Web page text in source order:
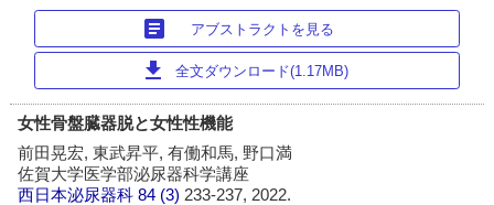
article アブストラクトを見る
download 全文ダウンロード(1.17MB)
女性骨盤臓器脱と女性性機能
前田晃宏, 東武昇平, 有働和馬, 野口満
佐賀大学医学部泌尿器科学講座
西日本泌尿器科 84 (3) 233-237, 2022.